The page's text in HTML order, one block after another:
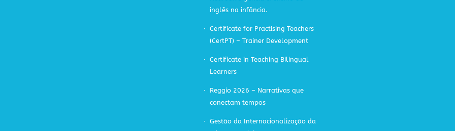
inglês na infância.
Certificate for Practising Teachers
(CertPT) – Trainer Development
Certificate in Teaching Bilingual
Learners
Reggio 2026 – Narrativas que
conectam tempos
Gestão da Internacionalização da